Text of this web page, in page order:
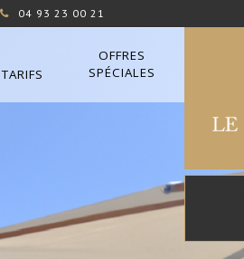
04 93 23 00 21
TARIFS
OFFRES
SPÉCIALES